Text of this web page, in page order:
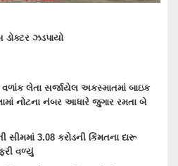
1.93 કરોડનો દારૂ-બિયર ભરેલ ટ્રક પકડવાના
સિટી પોલીસે રોકડ, મોબાઈલ અને બાઇક
પરત કર્યો
રેતી ભરેલા ટ્રક ઉપર ચડીને કામ કરતા